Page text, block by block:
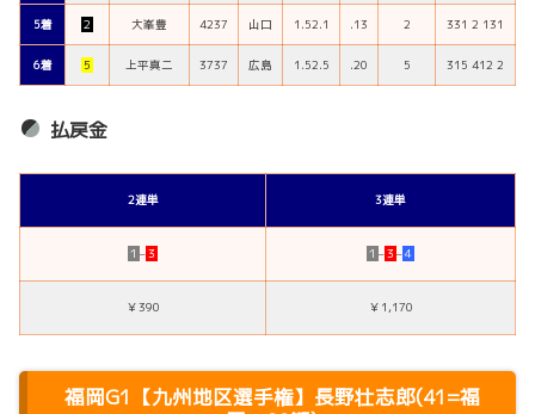
5着 ２ 大峯豊 4237 山口 1.52.1 .13 2 331 2 131
6着 ５ 上平真二 3737 広島 1.52.5 .20 5 315 412 2
払戻金
2連単 3連単
１ –３ １ –３ –４
￥390 ￥1,170
福岡G1【九州地区選手権】長野壮志郎(41=福